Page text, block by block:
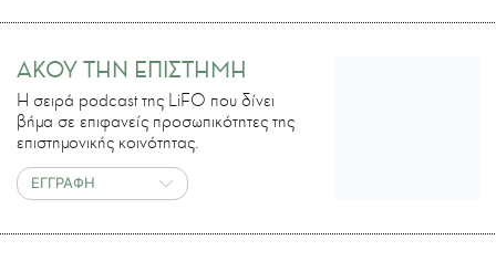
ΑΚΟΥ ΤΗΝ ΕΠΙΣΤΗΜΗ
H σειρά podcast της LiFO που δίνει
βήμα σε επιφανείς προσωπικότητες της
επιστημονικής κοινότητας.
ΕΓΓΡΑΦΗ